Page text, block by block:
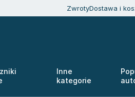
ZwrotyDostawa i
Inne
kategorie